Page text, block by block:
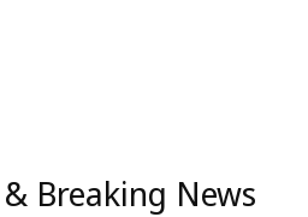
Breaking News